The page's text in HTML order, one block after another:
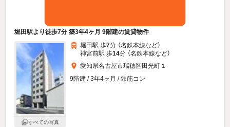
堀田駅より徒歩7分 築3年4ヶ月 9階建の賃貸物件
すべての写真
堀田駅 歩7分 （名鉄本線など）
神宮前駅 歩14分 （名鉄本線など）
愛知県名古屋市瑞穂区田光町１
9階建 / 3年4ヶ月 / 鉄筋コン